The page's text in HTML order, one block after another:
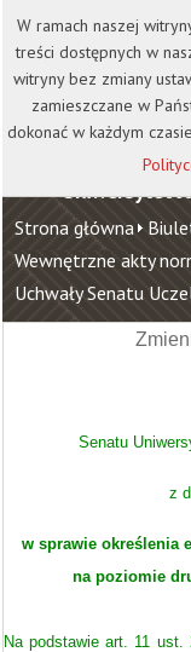
Wirtualna Uczelnia
Uniwersytet
Strona główna
Wewnętrzne akty
Uchwały Senatu
Senatu
z
w sprawie określenia
na poziomie
Na podstawie art. 11
W ramach naszej
treści dostępnych w
witryny bez zmiany
zamieszczane w
dokonać w każdym